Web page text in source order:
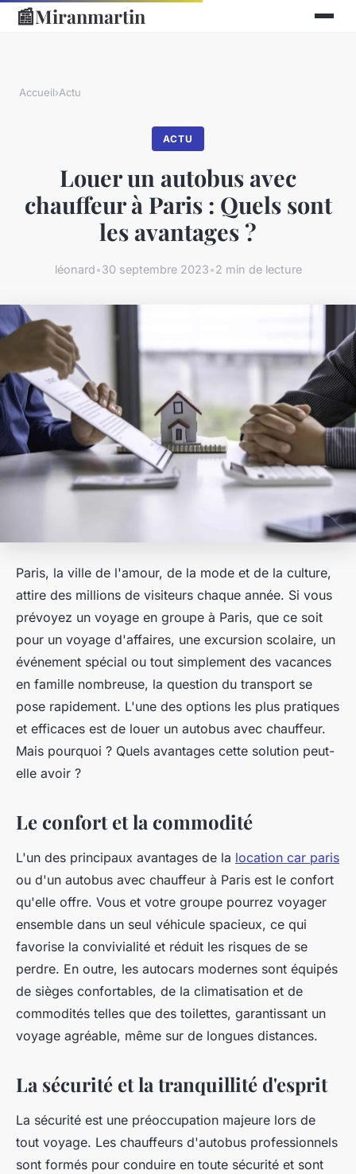
📰Miranmartin
Accueil›Actu
ACTU
Louer un autobus avec
chauffeur à Paris : Quels sont
les avantages ?
léonard•30 septembre 2023•2 min de lecture
Paris, la ville de l'amour, de la mode et de la culture,
attire des millions de visiteurs chaque année. Si vous
prévoyez un voyage en groupe à Paris, que ce soit
pour un voyage d'affaires, une excursion scolaire, un
événement spécial ou tout simplement des vacances
en famille nombreuse, la question du transport se
pose rapidement. L'une des options les plus pratiques
et efficaces est de louer un autobus avec chauffeur.
Mais pourquoi ? Quels avantages cette solution peut-
elle avoir ?
Le confort et la commodité
L'un des principaux avantages de la location car paris
ou d'un autobus avec chauffeur à Paris est le confort
qu'elle offre. Vous et votre groupe pourrez voyager
ensemble dans un seul véhicule spacieux, ce qui
favorise la convivialité et réduit les risques de se
perdre. En outre, les autocars modernes sont équipés
de sièges confortables, de la climatisation et de
commodités telles que des toilettes, garantissant un
voyage agréable, même sur de longues distances.
La sécurité et la tranquillité d'esprit
La sécurité est une préoccupation majeure lors de
tout voyage. Les chauffeurs d'autobus professionnels
sont formés pour conduire en toute sécurité et sont